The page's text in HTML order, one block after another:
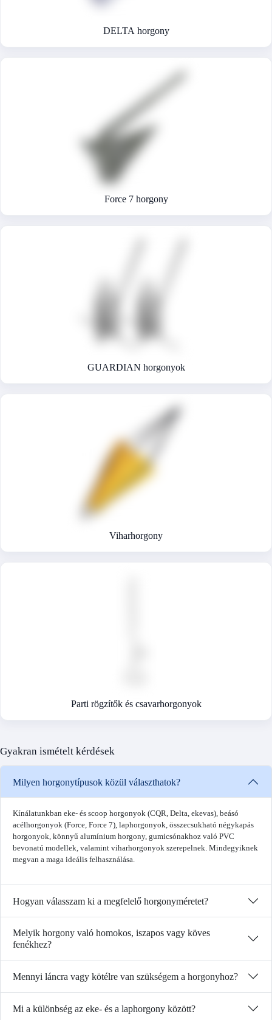
DELTA horgony
Force 7 horgony
GUARDIAN horgonyok
Viharhorgony
Parti rögzítők és csavarhorgonyok
Gyakran ismételt kérdések
Milyen horgonytípusok közül választhatok?
Kínálatunkban eke- és scoop horgonyok (CQR, Delta, ekevas), beásó
acélhorgonyok (Force, Force 7), laphorgonyok, összecsukható négykapás
horgonyok, könnyű alumínium horgony, gumicsónakhoz való PVC
bevonatú modellek, valamint viharhorgonyok szerepelnek. Mindegyiknek
megvan a maga ideális felhasználása.
Hogyan válasszam ki a megfelelő horgonyméretet?
Melyik horgony való homokos, iszapos vagy köves
fenékhez?
Mennyi láncra vagy kötélre van szükségem a horgonyhoz?
Mi a különbség az eke- és a laphorgony között?